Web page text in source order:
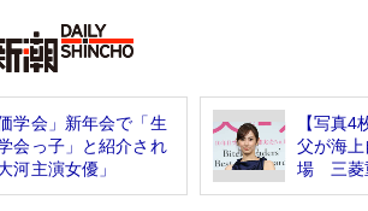
価学会」新年会で「生
会っ子」と紹介され
河主演女優」
【写真4
父が海
場 三菱